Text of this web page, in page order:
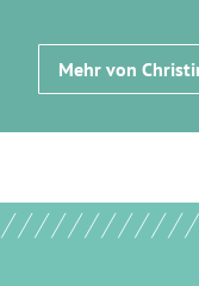
Mehr von